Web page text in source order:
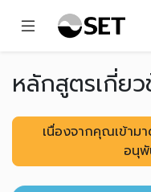
หลักสูตรเกี่ยว
เนื่องจากคุณเข้าม
อนุ